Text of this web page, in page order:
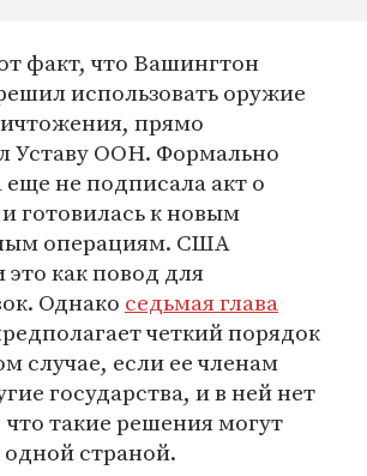
факт, что Вашингтон
использовать оружие
прямо
Уставу ООН. Формально
не подписала акт о
готовилась к новым
операциям. США
это как повод для
Однако седьмая глава
четкий порядок
случае, если ее членам
государства, и в ней нет
такие решения могут
страной.